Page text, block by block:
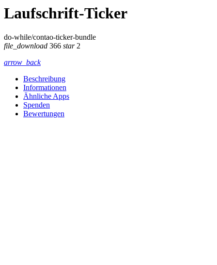
Laufschrift-Ticker
do-while/contao-ticker-bundle
file_download 366 star2
arrow_back
Beschreibung
Informationen
Ähnliche Apps
Spenden
Bewertungen